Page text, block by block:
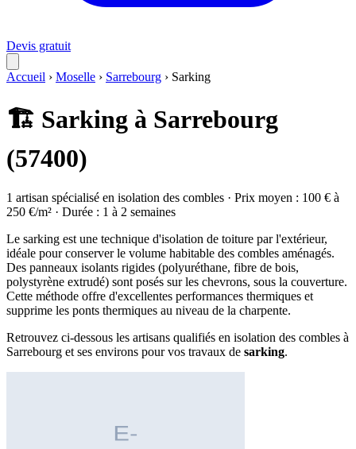
Devis gratuit
Accueil › Moselle › Sarrebourg › Sarking
🏗️ Sarking à Sarrebourg
(57400)
1 artisan spécialisé en isolation des combles · Prix moyen : 100 € à
250 €/m² · Durée : 1 à 2 semaines
Le sarking est une technique d'isolation de toiture par l'extérieur,
idéale pour conserver le volume habitable des combles aménagés.
Des panneaux isolants rigides (polyuréthane, fibre de bois,
polystyrène extrudé) sont posés sur les chevrons, sous la couverture.
Cette méthode offre d'excellentes performances thermiques et
supprime les ponts thermiques au niveau de la charpente.
Retrouvez ci-dessous les artisans qualifiés en isolation des combles à
Sarrebourg et ses environs pour vos travaux de sarking.